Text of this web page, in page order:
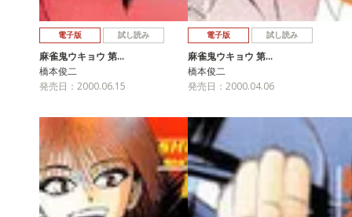
電子版 試し読み
麻雀鬼ウキョウ 第…
橋本俊二
発売日：2000.06.15
電子版 試し読み
麻雀鬼ウキョウ 第…
橋本俊二
発売日：2000.04.06